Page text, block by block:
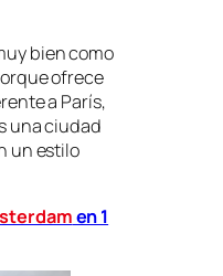
bien como
ofrece
a París,
una ciudad
un estilo
en 1